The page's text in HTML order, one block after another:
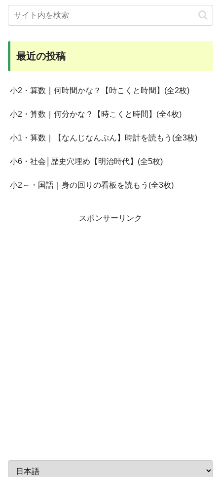
最近の投稿
小2・算数｜何時間かな？【時こくと時間】(全2枚)
小2・算数｜何分かな？【時こくと時間】(全4枚)
小1・算数｜【なんじなんぷん】時計を読もう(全3枚)
小6・社会│歴史穴埋め【明治時代】(全5枚)
小2～・国語｜身の回りの看板を読もう(全3枚)
スポンサーリンク